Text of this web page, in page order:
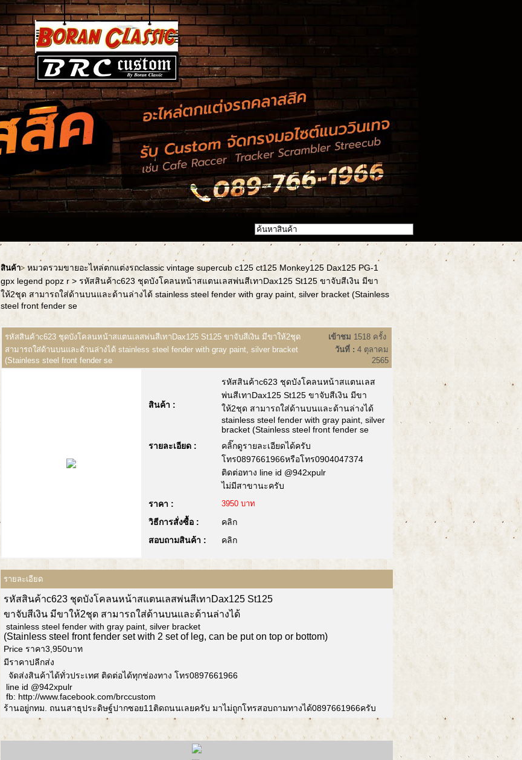
สินค้า> หมวดรวมขายอะไหล่ตกแต่งรถclassic vintage supercub c125 ct125 Monkey125 Dax125 PG-1
gpx legend popz r > รหัสสินค้าc623 ชุดบังโคลนหน้าสแตนเลสพ่นสีเทาDax125 St125 ขาจับสีเงิน มีขา
ให้2ชุด สามารถใส่ด้านบนและด้านล่างได้ stainless steel fender with gray paint, silver bracket (Stainless
steel front fender se
รหัสสินค้าc623 ชุดบังโคลนหน้าสแตนเลสพ่นสีเทาDax125 St125 ขาจับสีเงิน มีขาให้2ชุด
สามารถใส่ด้านบนและด้านล่างได้ stainless steel fender with gray paint, silver bracket
(Stainless steel front fender se
เข้าชม 1518 ครั้ง
วันที่ : 4 ตุลาคม
2565
สินค้า :
รหัสสินค้าc623 ชุดบังโคลนหน้าสแตนเลส
พ่นสีเทาDax125 St125 ขาจับสีเงิน มีขา
ให้2ชุด สามารถใส่ด้านบนและด้านล่างได้
stainless steel fender with gray paint, silver
bracket (Stainless steel front fender se
รายละเอียด :
คลิ๊กดูรายละเอียดได้ครับ
โทร0897661966หรือโทร0904047374
ติดต่อทาง line id @942xpulr
ไม่มีสาขานะครับ
ราคา :
3950 บาท
วิธีการสั่งซื้อ :
คลิก
สอบถามสินค้า :
คลิก
รายละเอียด
รหัสสินค้าc623 ชุดบังโคลนหน้าสแตนเลสพ่นสีเทาDax125 St125
ขาจับสีเงิน มีขาให้2ชุด สามารถใส่ด้านบนและด้านล่างได้
stainless steel fender with gray paint, silver bracket
(Stainless steel front fender set with 2 set of leg, can be put on top or bottom)
Price ราคา3,950บาท
มีราคาปลีกส่ง
จัดส่งสินค้าได้ทั่วประเทศ ติดต่อได้ทุกช่องทาง โทร0897661966
line id @942xpulr
fb: http://www.facebook.com/brccustom
ร้านอยู่กทม. ถนนสาธุประดิษฐ์ปากซอย11ติดถนนเลยครับ มาไม่ถูกโทรสอบถามทางได้0897661966ครับ